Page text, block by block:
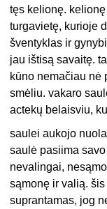
tęs kelionę.
turgavietę, kurioje
šventyklas ir
jau ištisą savaitę.
kūno nemačiau nė
smėliu. vakaro
actekų belaisviu,
saulei aukojo
saulė pasiima
nevalingai,
sąmonę ir valią.
suprantamas, jog